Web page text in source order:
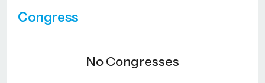
Congress
No Congresses